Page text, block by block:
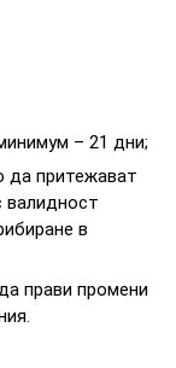
– 21 дни;
да притежават
валидност
в
прави промени